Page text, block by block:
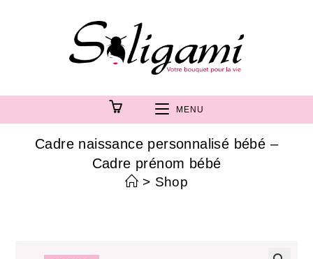
MENU
Cadre naissance personnalisé bébé –
Cadre prénom bébé
> Shop